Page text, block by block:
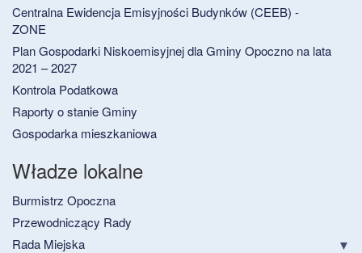
Centralna Ewidencja Emisyjności Budynków (CEEB) -
ZONE
Plan Gospodarki Niskoemisyjnej dla Gminy Opoczno na lata
2021 – 2027
Kontrola Podatkowa
Raporty o stanie Gminy
Gospodarka mieszkaniowa
Władze lokalne
Burmistrz Opoczna
Przewodniczący Rady
Rada Miejska